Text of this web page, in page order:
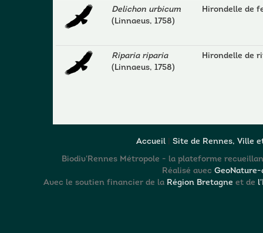
Delichon urbicum
(Linnaeus, 1758)
Hirondelle de
Riparia riparia
(Linnaeus, 1758)
Hirondelle de
Accueil| Site de Rennes, Ville
Biodiv'Rennes Métropole - la plateforme
Réalisé avec
Avec le soutien financier de la Région Bretagne et de